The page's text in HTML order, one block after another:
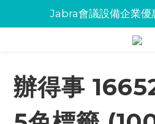
Jabra會議設備企業
Jabra會議設備企業
環保碳粉歡迎
辦得事